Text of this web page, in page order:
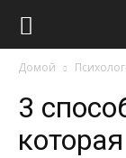
Домой
3